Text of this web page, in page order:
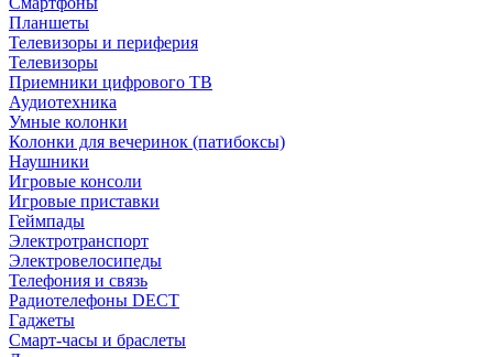
Планшеты
Телевизоры и периферия
Телевизоры
Приемники цифрового ТВ
Аудиотехника
Умные колонки
Колонки для вечеринок (патибоксы)
Наушники
Игровые консоли
Игровые приставки
Геймпады
Электротранспорт
Электровелосипеды
Телефония и связь
Радиотелефоны DECT
Гаджеты
Смарт-часы и браслеты